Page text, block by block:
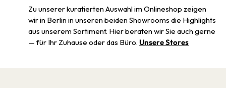
Zu unserer kuratierten Auswahl im Onlineshop zeigen
wir in Berlin in unseren beiden Showrooms die Highlights
aus unserem Sortiment. Hier beraten wir Sie auch gerne
— für Ihr Zuhause oder das Büro. Unsere Stores